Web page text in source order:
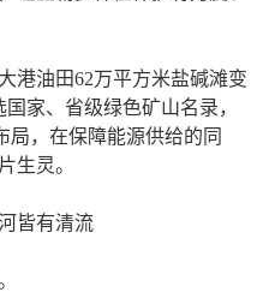
港油田62万平方米盐碱滩变
家、省级绿色矿山名录，
局，在保障能源供给的同
生灵。
皆有清流